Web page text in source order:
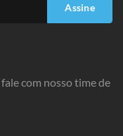
Assine
com nosso time de